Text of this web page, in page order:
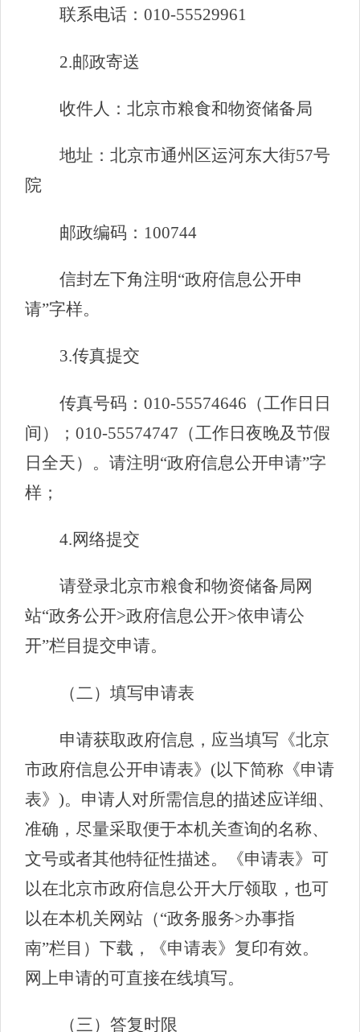
联系电话：010-55529961
2.邮政寄送
收件人：北京市粮食和物资储备局
地址：北京市通州区运河东大街57号
院
邮政编码：100744
信封左下角注明“政府信息公开申
请”字样。
3.传真提交
传真号码：010-55574646（工作日日
间）；010-55574747（工作日夜晚及节假
日全天）。请注明“政府信息公开申请”字
样；
4.网络提交
请登录北京市粮食和物资储备局网
站“政务公开>政府信息公开>依申请公
开”栏目提交申请。
（二）填写申请表
申请获取政府信息，应当填写《北京
市政府信息公开申请表》(以下简称《申请
表》)。申请人对所需信息的描述应详细、
准确，尽量采取便于本机关查询的名称、
文号或者其他特征性描述。《申请表》可
以在北京市政府信息公开大厅领取，也可
以在本机关网站（“政务服务>办事指
南”栏目）下载，《申请表》复印有效。
网上申请的可直接在线填写。
（三）答复时限